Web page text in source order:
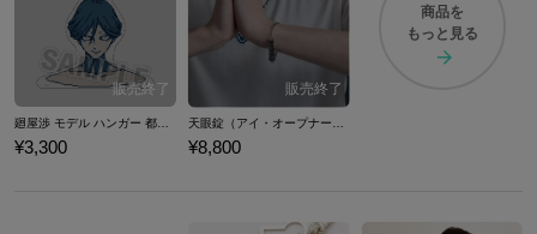
廻屋渉 モデル ハンガー 都市伝説解体センター
¥3,300
天眼錠（アイ・オープナー） モデル ブレスレット 都市伝説解体センター
¥8,800
商品を
もっと見る